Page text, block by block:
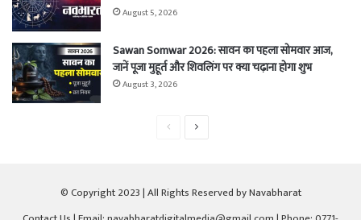
August 5, 2026
Sawan Somwar 2026: सावन का पहला सोमवार आज,
जानें पूजा मुहूर्त और शिवलिंग पर क्या चढ़ाना होगा शुभ
August 3, 2026
PreviousNext
© Copyright 2023 | All Rights Reserved by Navabharat